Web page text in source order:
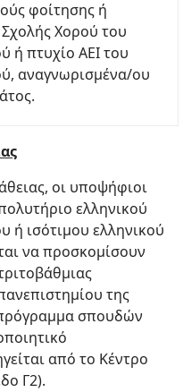
φοίτησης ή
Χορού του
ή πτυχίο ΑΕΙ του
αναγνωρισμένα/ου
οι υποψήφιοι
ελληνικού
ή ισότιμου ελληνικού
να προσκομίσουν
της
σπουδών
από το Κέντρο
Γ2).